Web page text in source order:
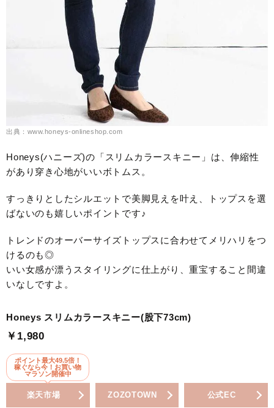
出典：www.honeys-onlineshop.com
Honeys(ハニーズ)の「スリムカラースキニー」は、伸縮性
があり穿き心地がいいボトムス。
すっきりとしたシルエットで美脚見えを叶え、トップスを選
ばないのも嬉しいポイントです♪
トレンドのオーバーサイズトップスに合わせてメリハリをつ
けるのも◎
いい女感が漂うスタイリングに仕上がり、重宝すること間違
いなしですよ。
Honeys スリムカラースキニー(股下73cm)
￥1,980
ポイント最大49.5倍！
稼ぐなら今！お買い物
マラソン開催中
楽天市場 ZOZOTOWN 公式EC